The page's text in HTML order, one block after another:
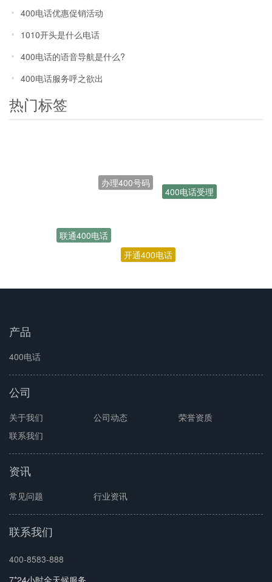
400电话优惠促销活动
1010开头是什么电话
400电话的语音导航是什么?
400电话服务呼之欲出
热门标签
联通400电话
400电话受理
产品
400电话
公司
关于我们 公司动态
荣誉资质
联系我们
资讯
常见问题 行业资讯
联系我们
400-8583-888
7*24小时全天候服务